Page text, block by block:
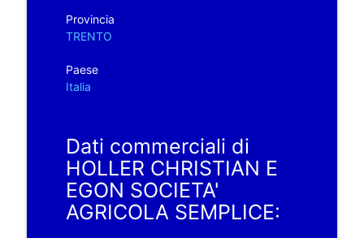
Provincia
TRENTO
Paese
Italia
Dati commerciali di
HOLLER CHRISTIAN E
EGON SOCIETA'
AGRICOLA SEMPLICE: